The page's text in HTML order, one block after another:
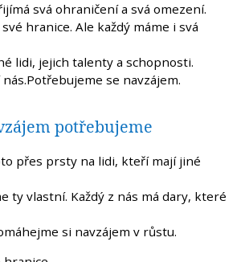
svá ohraničení a svá omezení.
hranice. Ale každý máme i svá
lidi, jejich talenty a schopnosti.
se navzájem.
potřebujeme
přes prsty na lidi, kteří mají jiné
ty vlastní. Každý z nás má dary, které
si navzájem v růstu.